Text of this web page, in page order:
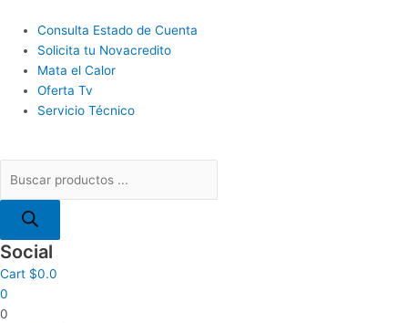
contenido
Main
Menu
Consulta Estado de Cuenta
Solicita tu Novacredito
Mata el Calor
Oferta Tv
Servicio Técnico
productos
Social
Cart $0.0
0
0
precio
original
era:
$352.5.
precio
actual
es:
$272.5.
precio
original
era:
$971.0.
precio
actual
precio
original
era:
$470.0.
precio
actual
precio
original
era:
$507.0.
precio
actual